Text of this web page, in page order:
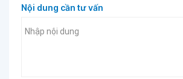
Nội dung cần tư vấn